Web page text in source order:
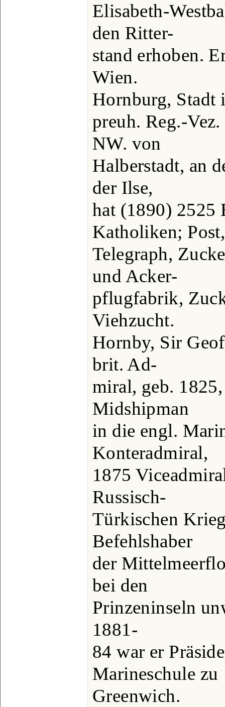
Elisabeth-
den Ritter-
stand erhoben.
Wien.
Hornburg, Stadt
preuh. Reg.-
NW. von
Halberstadt, an
der Ilse,
hat (1890) 2525
Katholiken; Post,
Telegraph,
und Acker-
pflugfabrik,
Viehzucht.
Hornby, Sir
brit. Ad-
miral, geb.
Midshipman
in die engl.
Konteradmiral,
1875
Russisch-
Türkischen
Befehlshaber
der
bei den
Prinzeninseln
1881-
84 war er
Marineschule zu
Greenwich.